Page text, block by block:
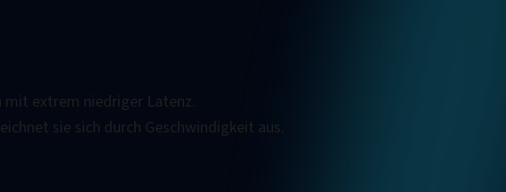
extrem niedriger Latenz.
sie sich durch Geschwindigkeit aus.